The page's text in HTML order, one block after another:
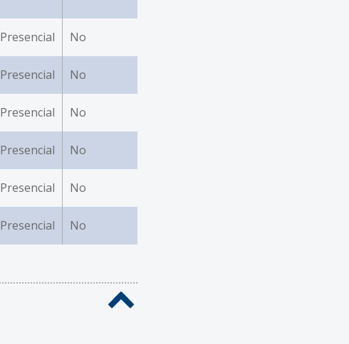
Presencial No
Presencial No
Presencial No
Presencial No
Presencial No
Presencial No